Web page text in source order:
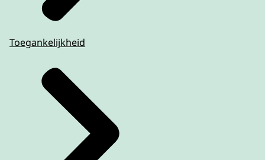
Toegankelijkheid